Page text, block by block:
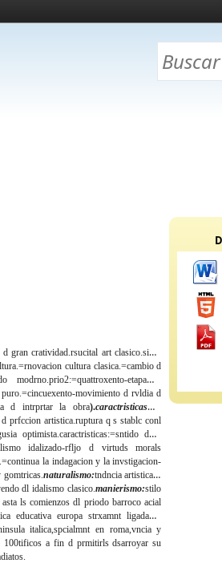
gran cratividad.rsucital art clasico.siglo
cultura clasica.=cambio d
modrno.prio2:=quattroxento-etapa d
movimiento d rvldia d
d intrprtar la obra).caractristicas dl
prfccion artistica.ruptura q s stablc conl
optimista.caractristicas:=sntido d la
idalizado-rfljo d virtuds morals
la indagacion y la invstigacion-
naturalismo:tndncia artistica q
dl idalismo clasico.manierismo:stilo
ls comienzos dl priodo barroco acial
educativa europa strxamnt ligada al
italica,spcialmnt en roma,vncia y
100tificos a fin d prmitirls dsarroyar su